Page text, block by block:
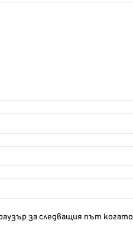
за следващия път когато